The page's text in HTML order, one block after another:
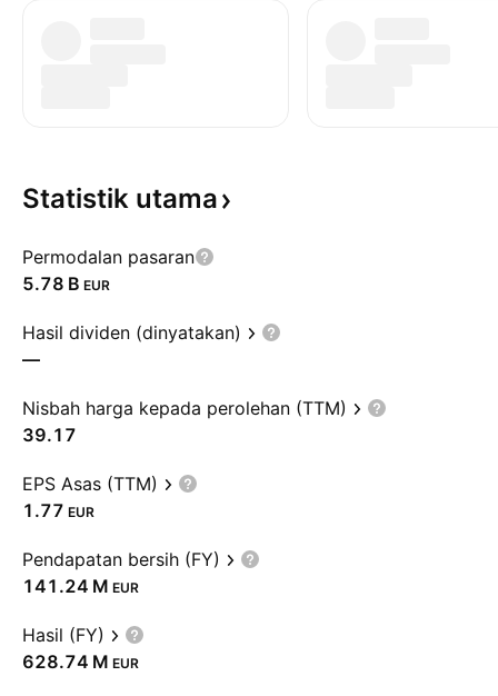
Statistik utama
Permodalan pasaran
‪5.78 B‬ EUR
Hasil dividen (dinyatakan)
—
Nisbah harga kepada perolehan (TTM)
39.17
EPS Asas (TTM)
1.77 EUR
Pendapatan bersih (FY)
‪141.24 M‬ EUR
Hasil (FY)
‪628.74 M‬ EUR